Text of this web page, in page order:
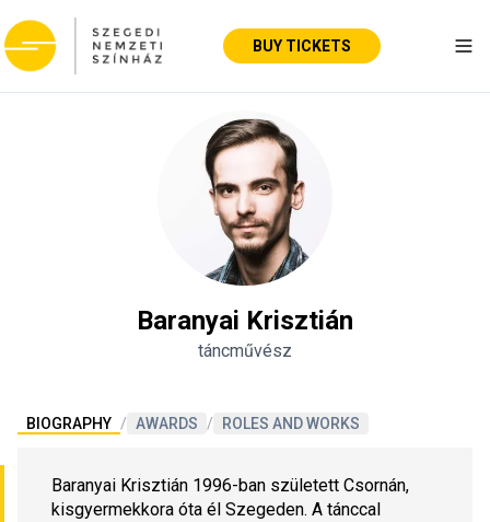
BUY TICKETS
Baranyai Krisztián
táncművész
BIOGRAPHY / AWARDS / ROLES AND WORKS
Baranyai Krisztián 1996-ban született Csornán,
kisgyermekkora óta él Szegeden. A tánccal